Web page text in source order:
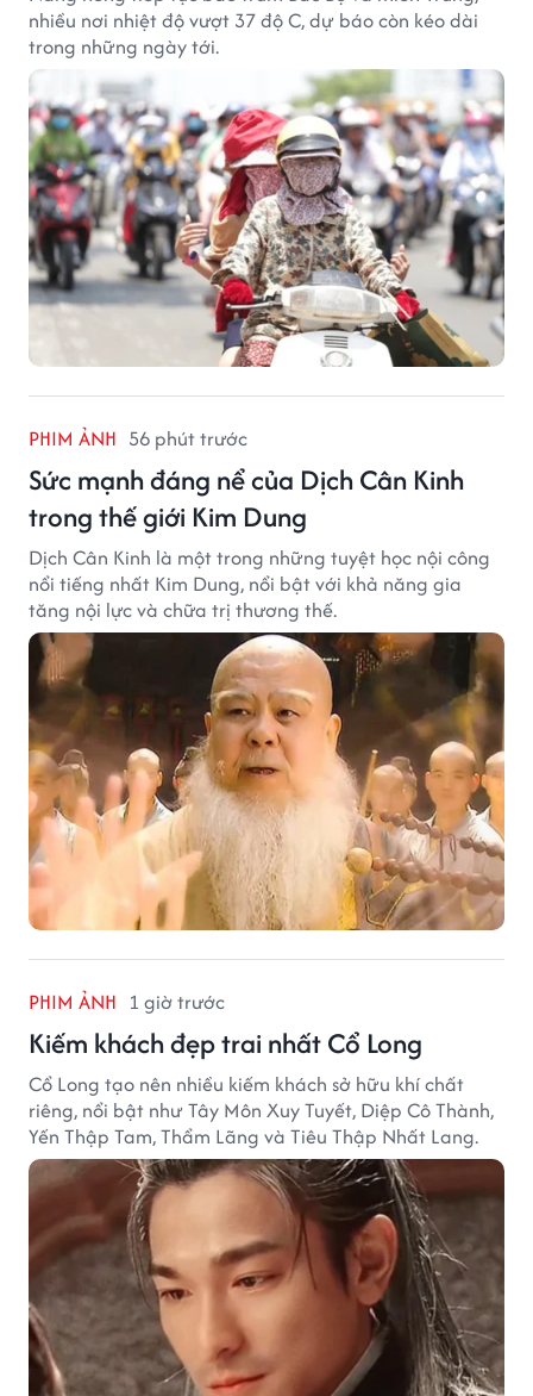
nhiều nơi nhiệt độ vượt 37 độ C, dự báo còn kéo dài
trong những ngày tới.
PHIM ẢNH 56 phút trước
Sức mạnh đáng nể của Dịch Cân Kinh
trong thế giới Kim Dung
Dịch Cân Kinh là một trong những tuyệt học nội công
nổi tiếng nhất Kim Dung, nổi bật với khả năng gia
tăng nội lực và chữa trị thương thế.
PHIM ẢNH 1 giờ trước
Kiếm khách đẹp trai nhất Cổ Long
Cổ Long tạo nên nhiều kiếm khách sở hữu khí chất
riêng, nổi bật như Tây Môn Xuy Tuyết, Diệp Cô Thành,
Yến Thập Tam, Thẩm Lãng và Tiêu Thập Nhất Lang.